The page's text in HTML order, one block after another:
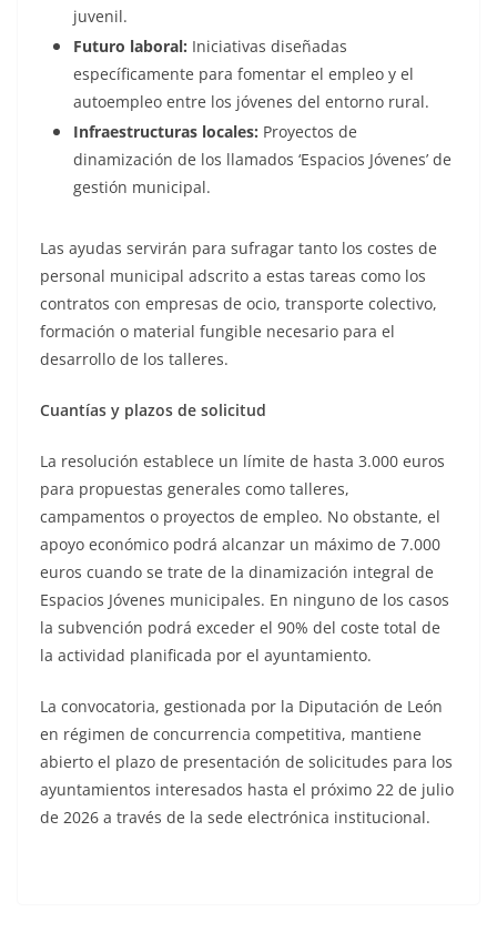
juvenil.
Futuro laboral: Iniciativas diseñadas
específicamente para fomentar el empleo y el
autoempleo entre los jóvenes del entorno rural.
Infraestructuras locales: Proyectos de
dinamización de los llamados ‘Espacios Jóvenes’ de
gestión municipal.
Las ayudas servirán para sufragar tanto los costes de
personal municipal adscrito a estas tareas como los
contratos con empresas de ocio, transporte colectivo,
formación o material fungible necesario para el
desarrollo de los talleres.
Cuantías y plazos de solicitud
La resolución establece un límite de hasta 3.000 euros
para propuestas generales como talleres,
campamentos o proyectos de empleo. No obstante, el
apoyo económico podrá alcanzar un máximo de 7.000
euros cuando se trate de la dinamización integral de
Espacios Jóvenes municipales. En ninguno de los casos
la subvención podrá exceder el 90% del coste total de
la actividad planificada por el ayuntamiento.
La convocatoria, gestionada por la Diputación de León
en régimen de concurrencia competitiva, mantiene
abierto el plazo de presentación de solicitudes para los
ayuntamientos interesados hasta el próximo 22 de julio
de 2026 a través de la sede electrónica institucional.